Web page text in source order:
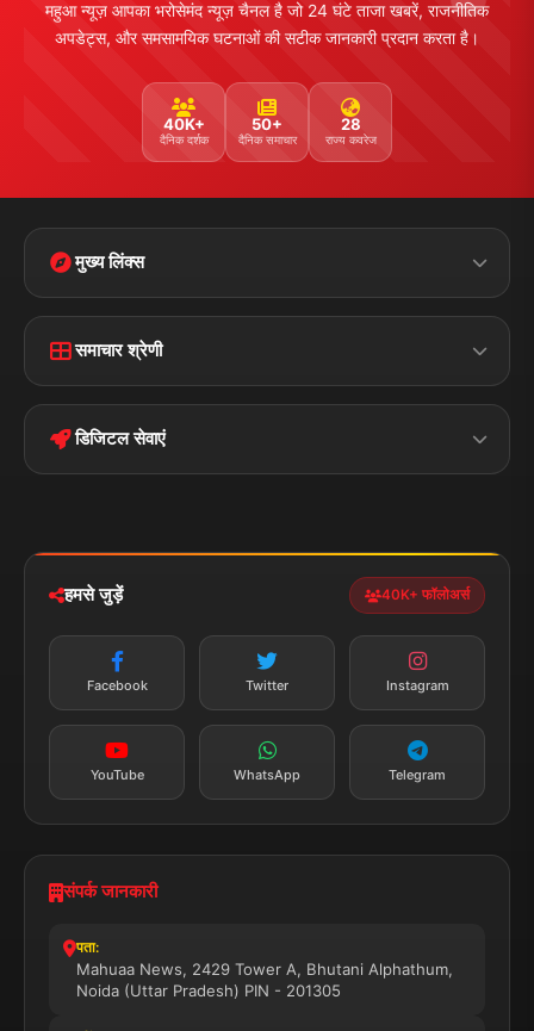
महुआ न्यूज़ आपका भरोसेमंद न्यूज़ चैनल है जो 24 घंटे ताजा खबरें, राजनीतिक
अपडेट्स, और समसामयिक घटनाओं की सटीक जानकारी प्रदान करता है।
40K+
दैनिक दर्शक
50+
दैनिक समाचार
28
राज्य कवरेज
मुख्य लिंक्स
Disclaimer
Terms &
Privacy Policy
समाचार श्रेणी
पॉलिटिकल झारखण्ड
डिजिटल सेवाएं
न्यूज़ अलर्ट
सब्सक्राइब करें
हमसे जुड़ें 40K+ फॉलोअर्स
Facebook Twitter Instagram
YouTube WhatsApp Telegram
संपर्क जानकारी
पता:
Mahuaa News, 2429 Tower A, Bhutani Alphathum,
Noida (Uttar Pradesh) PIN - 201305